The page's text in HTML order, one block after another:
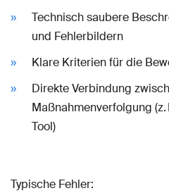
Technisch saubere
und Fehlerbildern
Klare Kriterien für die
Direkte Verbindung
Maßnahmenverfolgung
Tool)
Typische Fehler: